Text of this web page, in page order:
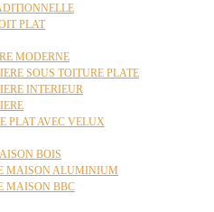
PLAT
MODERNE
SOUS TOITURE PLATE
INTERIEUR
PLAT AVEC VELUX
BOIS
MAISON ALUMINIUM
MAISON BBC